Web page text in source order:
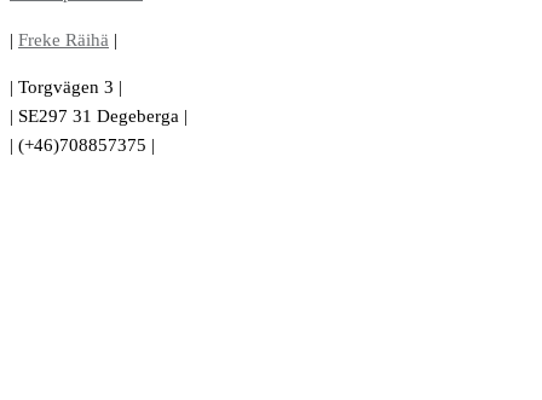
| Freke Räihä |
| Torgvägen 3 |
| SE297 31 Degeberga |
| (+46)708857375 |